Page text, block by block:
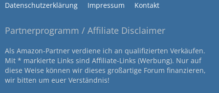
Datenschutzerklärung Impressum Kontakt
Partnerprogramm / Affiliate Disclaimer
Als Amazon-Partner verdiene ich an qualifizierten Verkäufen.
Mit * markierte Links sind Affiliate-Links (Werbung). Nur auf
diese Weise können wir dieses großartige Forum finanzieren,
wir bitten um euer Verständnis!